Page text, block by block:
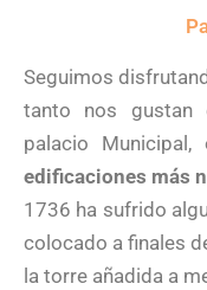
Seguimos
tanto nos gustan
palacio
edificaciones más
1736 ha sufrido
colocado a finales
la torre añadida a